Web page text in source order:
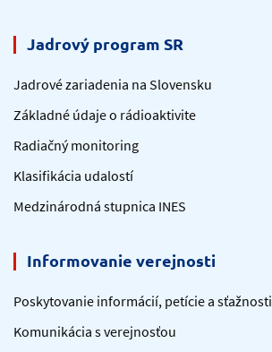
Jadrový program SR
Jadrové zariadenia na Slovensku
Základné údaje o rádioaktivite
Radiačný monitoring
Klasifikácia udalostí
Medzinárodná stupnica INES
Informovanie verejnosti
Poskytovanie informácií, petície a sťažnosti
Komunikácia s verejnosťou